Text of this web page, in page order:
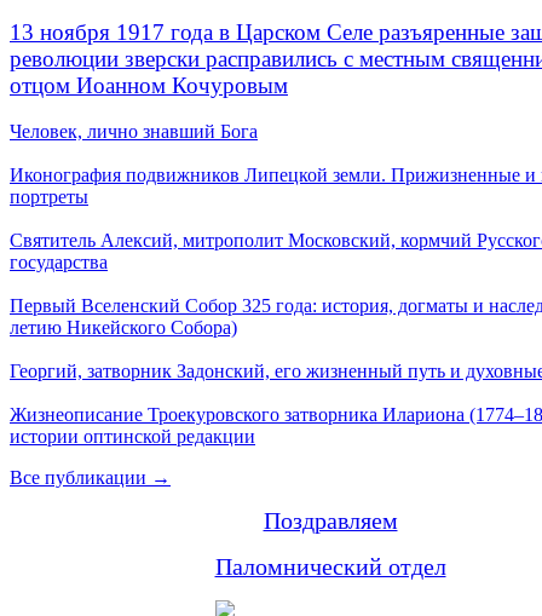
13 ноября 1917 года в Царском Селе разъяренные
революции зверски расправились с местным
отцом Иоанном Кочуровым
Человек, лично знавший Бога
Иконография подвижников Липецкой земли. Прижизненные и
портреты
Святитель Алексий, митрополит Московский, кормчий
государства
Первый Вселенский Собор 325 года: история, догматы и
летию Никейского Собора)
Георгий, затворник Задонский, его жизненный путь и
Жизнеописание Троекуровского затворника Илариона
истории оптинской редакции
Все публикации →
Поздравляем
Паломнический отдел